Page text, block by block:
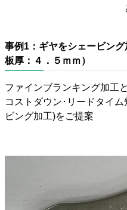
事例1：ギヤをシェービン
板厚：４．５ｍｍ）
ファインブランキング加工
コストダウン･リードタイ
ビング加工)をご提案